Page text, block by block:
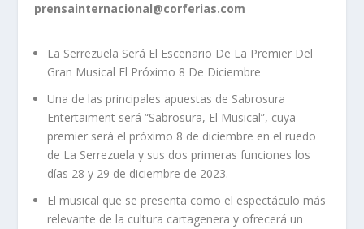
prensainternacional@corferias.com
La Serrezuela Será El Escenario De La Premier Del
Gran Musical El Próximo 8 De Diciembre
Una de las principales apuestas de Sabrosura
Entertaiment será “Sabrosura, El Musical”, cuya
premier será el próximo 8 de diciembre en el ruedo
de La Serrezuela y sus dos primeras funciones los
días 28 y 29 de diciembre de 2023.
El musical que se presenta como el espectáculo más
relevante de la cultura cartagenera y ofrecerá un